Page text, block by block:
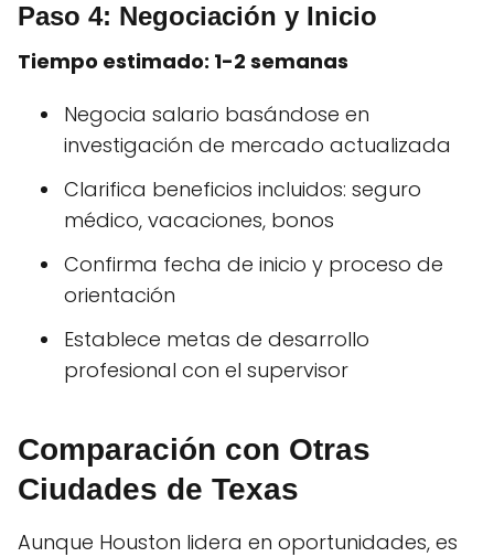
Paso 4: Negociación y Inicio
Tiempo estimado: 1-2 semanas
Negocia salario basándose en
investigación de mercado actualizada
Clarifica beneficios incluidos: seguro
médico, vacaciones, bonos
Confirma fecha de inicio y proceso de
orientación
Establece metas de desarrollo
profesional con el supervisor
Comparación con Otras
Ciudades de Texas
Aunque Houston lidera en oportunidades, es